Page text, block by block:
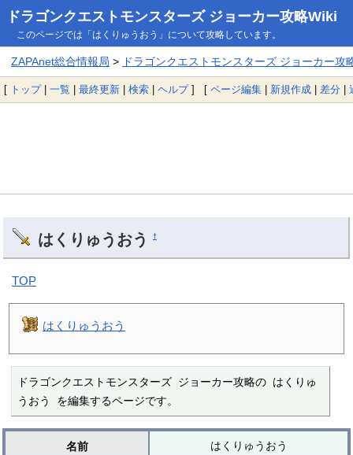
ドラゴンクエストモンスターズ ジョーカー攻略Wiki
このページでは「はくりゅうおう」について攻略しています。
ZAPAnet総合情報局 > ドラゴンクエストモンスターズ ジョーカー攻
[ トップ| 一覧 | 最終更新 | 検索 | ヘルプ] [ ページ編集 | 新規作成 | 差分 |
はくりゅうおう †
TOP
はくりゅうおう
ドラゴンクエストモンスターズ ジョーカー攻略の はくりゅ
うおう を編集するページです。
名前 はくりゅうおう